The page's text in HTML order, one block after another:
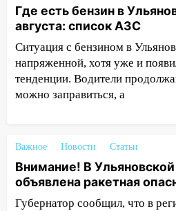
09:44 Ульяновские
юному велосипедисту
Чернышевского
08:21 В Заволжском
велосипеда
погода в четверг
06:00 Четыре года
юристы помогли
за плесень на стенах
Где есть бензин в
августа: список АЗС
Ситуация с бензином в
напряженной, хотя уже и
тенденции. Водители
можно заправиться, а
Важное Новости Статьи
Внимание! В
объявлена ракетная
Губернатор сообщил, что в